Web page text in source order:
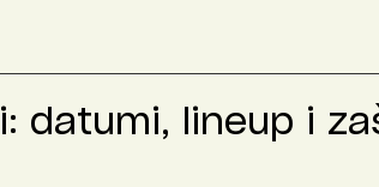
datumi, lineup i